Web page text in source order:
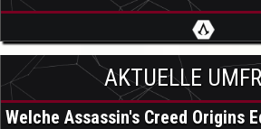
AKTUELLE
Welche Assassin's Creed Origins